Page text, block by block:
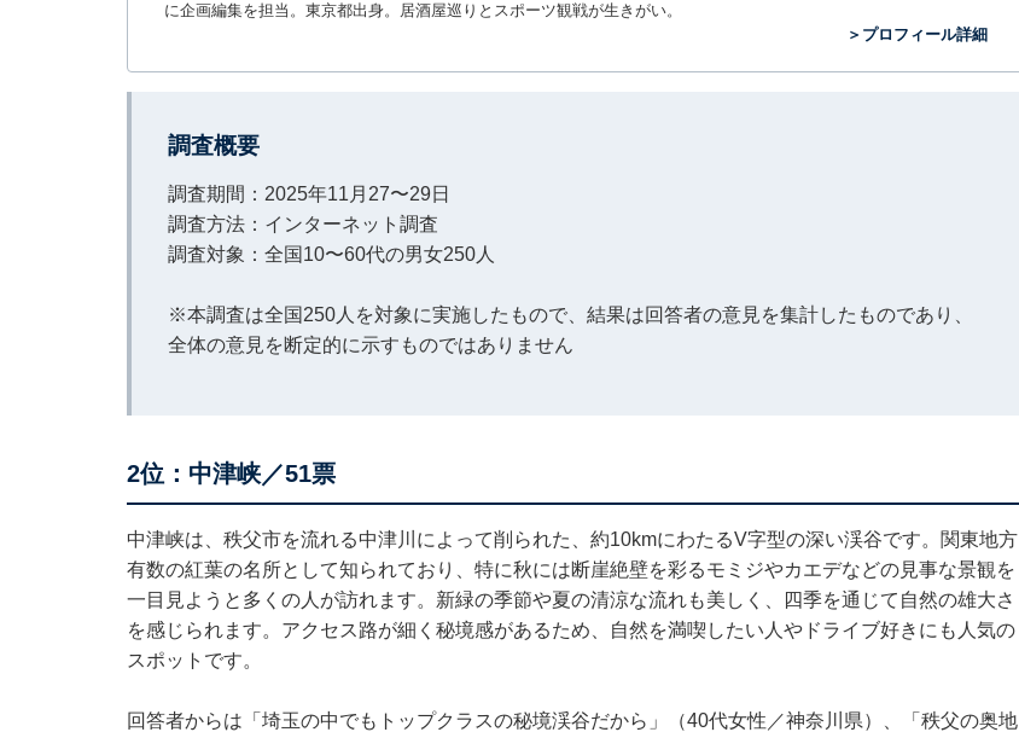
に企画編集を担当。東京都出身。居酒屋巡りとスポーツ観戦が生きがい。
＞プロフィール詳細
調査概要
調査期間：2025年11月27〜29日
調査方法：インターネット調査
調査対象：全国10〜60代の男女250人
※本調査は全国250人を対象に実施したもので、結果は回答者の意見を集計したものであり、
全体の意見を断定的に示すものではありません
2位：中津峡／51票
中津峡は、秩父市を流れる中津川によって削られた、約10kmにわたるV字型の深い渓谷です。関東地方
有数の紅葉の名所として知られており、特に秋には断崖絶壁を彩るモミジやカエデなどの見事な景観を
一目見ようと多くの人が訪れます。新緑の季節や夏の清涼な流れも美しく、四季を通じて自然の雄大さ
を感じられます。アクセス路が細く秘境感があるため、自然を満喫したい人やドライブ好きにも人気の
スポットです。
回答者からは「埼玉の中でもトップクラスの秘境渓谷だから」（40代女性／神奈川県）、「秩父の奥地